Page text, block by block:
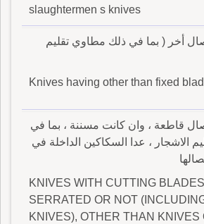
slaughtermen s knives
أخر ( بما في ذلك مطاوي تقليم
Knives having other than fixed
قاطعة ، وان كانت مسننة ، بما في
الاشجار ، عدا السكاكين الداخلة في
KNIVES WITH CUTTING
SERRATED OR NOT
KNIVES), OTHER THAN KNIVES